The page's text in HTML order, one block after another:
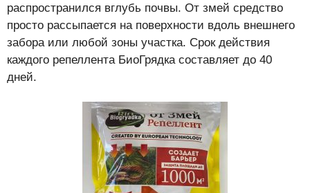
распространился вглубь почвы. От змей средство
просто рассыпается на поверхности вдоль внешнего
забора или любой зоны участка. Срок действия
каждого репеллента БиоГрядка составляет до 40
дней.